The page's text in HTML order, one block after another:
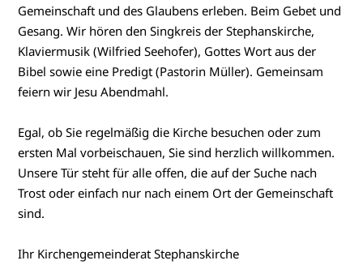
Gemeinschaft und des Glaubens erleben. Beim Gebet und
Gesang. Wir hören den Singkreis der Stephanskirche,
Klaviermusik (Wilfried Seehofer), Gottes Wort aus der
Bibel sowie eine Predigt (Pastorin Müller). Gemeinsam
feiern wir Jesu Abendmahl.
Egal, ob Sie regelmäßig die Kirche besuchen oder zum
ersten Mal vorbeischauen, Sie sind herzlich willkommen.
Unsere Tür steht für alle offen, die auf der Suche nach
Trost oder einfach nur nach einem Ort der Gemeinschaft
sind.
Ihr Kirchengemeinderat Stephanskirche